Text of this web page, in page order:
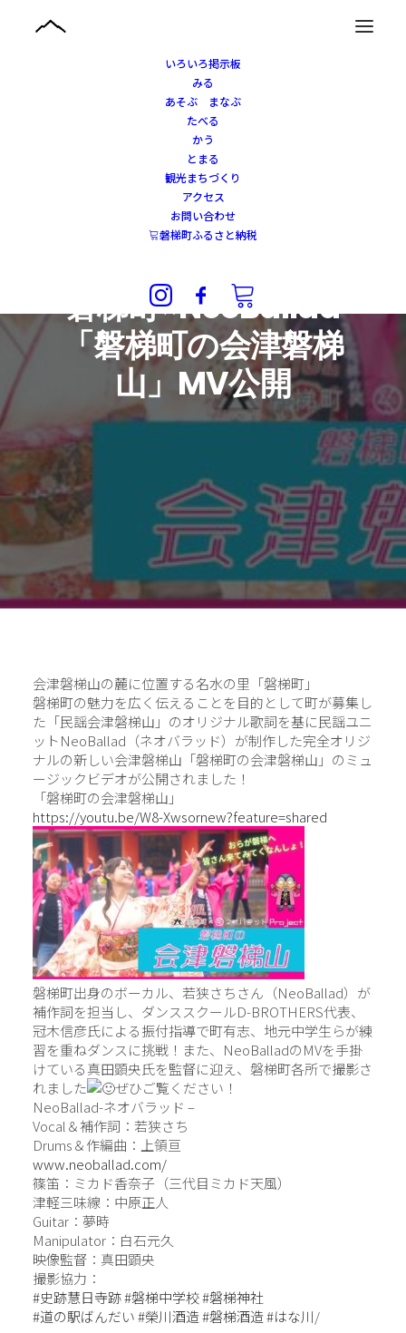
いろいろ掲示板
みる
あそぶ まなぶ
たべる
かう
とまる
観光まちづくり
アクセス
お問い合わせ
磐梯町ふるさと納税
磐梯町×NeoBallad
「磐梯町の会津磐梯
山」MV公開
会津磐梯山の麓に位置する名水の里「磐梯町」
磐梯町の魅力を広く伝えることを目的として町が募集し
た「民謡会津磐梯山」のオリジナル歌詞を基に民謡ユニ
ットNeoBallad（ネオバラッド）が制作した完全オリジ
ナルの新しい会津磐梯山「磐梯町の会津磐梯山」のミュ
ージックビデオが公開されました！
「磐梯町の会津磐梯山」
https://youtu.be/W8-Xwsornew?feature=shared
磐梯町出身のボーカル、若狭さちさん（NeoBallad）が
補作詞を担当し、ダンススクールD-BROTHERS代表、
冠木信彦氏による振付指導で町有志、地元中学生らが練
習を重ねダンスに挑戦！また、NeoBalladのMVを手掛
けている真田顕央氏を監督に迎え、磐梯町各所で撮影さ
れました
ぜひご覧ください！
NeoBallad-ネオバラッド –
Vocal＆補作詞：若狭さち
Drums＆作編曲：上領亘
www.neoballad.com/
篠笛：ミカド香奈子（三代目ミカド天風）
津軽三味線：中原正人
Guitar：夢時
Manipulator：白石元久
映像監督：真田顕央
撮影協力：
#史跡慧日寺跡#磐梯中学校#磐梯神社
#道の駅ばんだい#榮川酒造#磐梯酒造#はな川/